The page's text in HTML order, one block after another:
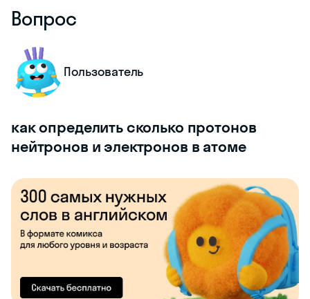
Вопрос
Пользователь
как определить сколько протонов
нейтронов и электронов в атоме